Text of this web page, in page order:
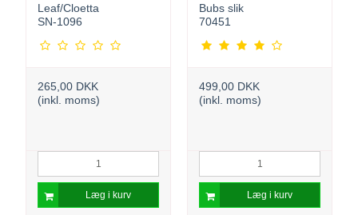
Leaf/Cloetta
SN-1096
265,00 DKK
(inkl. moms)
Læg i kurv
Bubs slik
70451
499,00 DKK
(inkl. moms)
Læg i kurv